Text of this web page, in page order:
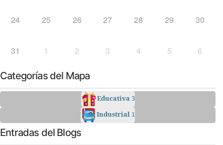
24 25 26 27 28 29 30
31 1 2 3 4 5 6
Categorías del Mapa
Educativa3
Industrial 1
Entradas del Blogs